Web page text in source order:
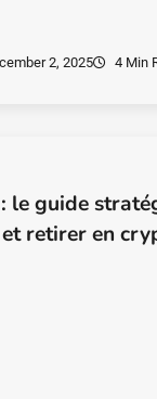
2, 2025 4 Min
le guide
retirer en